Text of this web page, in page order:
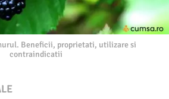
Beneficii, proprietati, utilizare si
contraindicatii